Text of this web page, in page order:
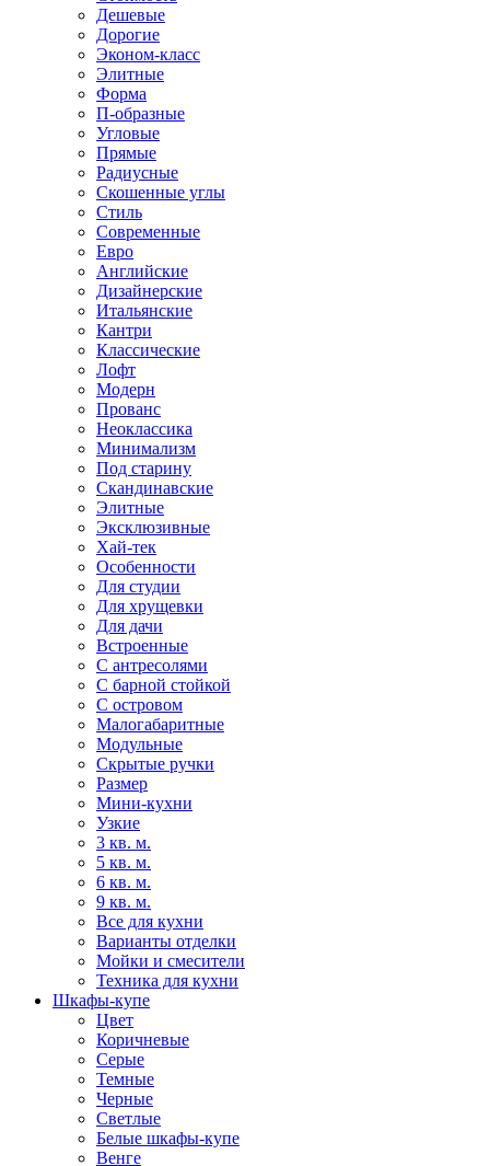
Дешевые
Дорогие
Эконом-класс
Элитные
Форма
П-образные
Угловые
Прямые
Радиусные
Скошенные углы
Стиль
Современные
Евро
Английские
Дизайнерские
Итальянские
Кантри
Классические
Лофт
Модерн
Прованс
Неоклассика
Минимализм
Под старину
Скандинавские
Элитные
Эксклюзивные
Хай-тек
Особенности
Для студии
Для хрущевки
Для дачи
Встроенные
С антресолями
С барной стойкой
С островом
Малогабаритные
Модульные
Скрытые ручки
Размер
Мини-кухни
Узкие
3 кв. м.
5 кв. м.
6 кв. м.
9 кв. м.
Все для кухни
Варианты отделки
Мойки и смесители
Техника для кухни
Шкафы-купе
Цвет
Коричневые
Серые
Темные
Черные
Светлые
Белые шкафы-купе
Венге